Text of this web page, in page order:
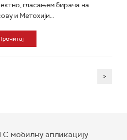
гласањем бирача на
и Метохији...
>
мобилну апликацију